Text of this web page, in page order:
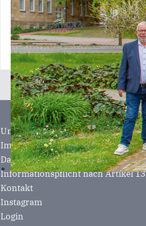
Unterstützung
Impressum
Datenschutzerklärung
Informationspflicht nach Artikel 13
Kontakt
Instagram
Login